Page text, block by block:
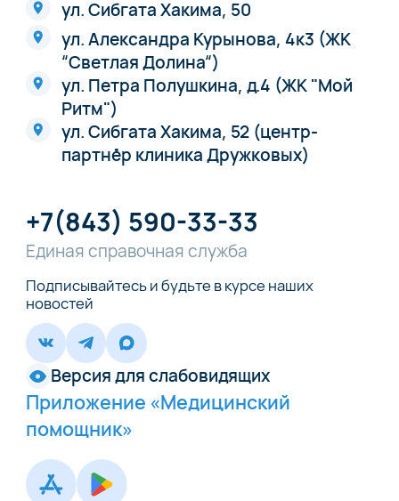
ул. Сибгата Хакима, 50
ул. Александра Курынова, 4к3 (ЖК
“Светлая Долина“)
ул. Петра Полушкина, д.4 (ЖК "Мой
Ритм")
ул. Сибгата Хакима, 52 (центр-
партнёр клиника Дружковых)
+7(843) 590-33-33
Единая справочная служба
Подписывайтесь и будьте в курсе наших
новостей
Версия для слабовидящих
Приложение «Медицинский
помощник»